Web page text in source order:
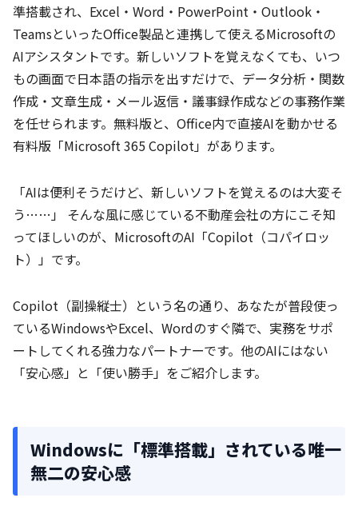
準搭載され、Excel・Word・PowerPoint・Outlook・
TeamsといったOffice製品と連携して使えるMicrosoftの
AIアシスタントです。新しいソフトを覚えなくても、いつ
もの画面で日本語の指示を出すだけで、データ分析・関数
作成・文章生成・メール返信・議事録作成などの事務作業
を任せられます。無料版と、Office内で直接AIを動かせる
有料版「Microsoft 365 Copilot」があります。
「AIは便利そうだけど、新しいソフトを覚えるのは大変そ
う……」 そんな風に感じている不動産会社の方にこそ知
ってほしいのが、MicrosoftのAI「Copilot（コパイロッ
ト）」です。
Copilot（副操縦士）という名の通り、あなたが普段使っ
ているWindowsやExcel、Wordのすぐ隣で、実務をサポ
ートしてくれる強力なパートナーです。他のAIにはない
「安心感」と「使い勝手」をご紹介します。
Windowsに「標準搭載」されている唯一
無二の安心感